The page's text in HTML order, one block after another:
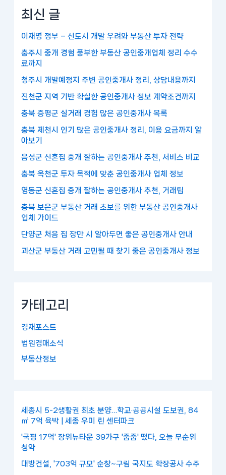
최신 글
이재명 정부 – 신도시 개발 우려와 부동산 투자 전략
충주시 중개 경험 풍부한 부동산 공인중개업체 정리 수수
료까지
청주시 개발예정지 주변 공인중개사 정리, 상담내용까지
진천군 지역 기반 확실한 공인중개사 정보 계약조건까지
충북 증평군 실거래 경험 많은 공인중개사 목록
충북 제천시 인기 많은 공인중개사 정리, 이용 요금까지 알
아보기
음성군 신혼집 중개 잘하는 공인중개사 추천, 서비스 비교
충북 옥천군 투자 목적에 맞춘 공인중개사 업체 정보
영동군 신혼집 중개 잘하는 공인중개사 추천, 거래팁
충북 보은군 부동산 거래 초보를 위한 부동산 공인중개사
업체 가이드
단양군 처음 집 장만 시 알아두면 좋은 공인중개사 안내
괴산군 부동산 거래 고민될 때 찾기 좋은 공인중개사 정보
카테고리
경재포스트
법원경매소식
부동산정보
세종시 5-2생활권 최초 분양…학교·공공시설 도보권, 84
㎡ 7억 육박 | 세종 우미 린 센터파크
'국평 17억' 장위뉴타운 39가구 '줍줍' 떴다, 오늘 무순위
청약
대방건설, '703억 규모' 순창~구림 국지도 확장공사 수주